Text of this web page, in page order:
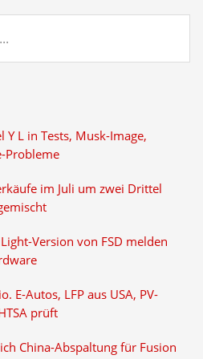
L in Tests, Musk-Image,
Probleme
im Juli um zwei Drittel
Version von FSD melden
E-Autos, LFP aus USA, PV-
prüft
China-Abspaltung für Fusion